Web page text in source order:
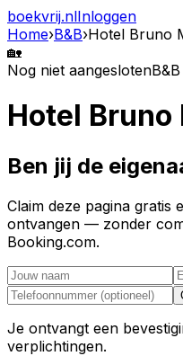
boekvrij.nlInloggen
Home›B&B›Hotel Bruno
🏡
Nog niet aangesloten
Hotel
Ben jij de
Claim deze pagina gratis
ontvangen — zonder
Booking.com.
Je ontvangt een
verplichtingen.